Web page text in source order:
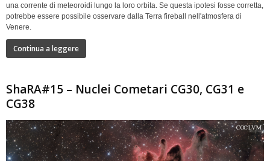
una corrente di meteoroidi lungo la loro orbita. Se questa ipotesi fosse corretta,
potrebbe essere possibile osservare dalla Terra fireball nell'atmosfera di
Venere.
Continua a leggere
ShaRA#15 – Nuclei Cometari CG30, CG31 e
CG38